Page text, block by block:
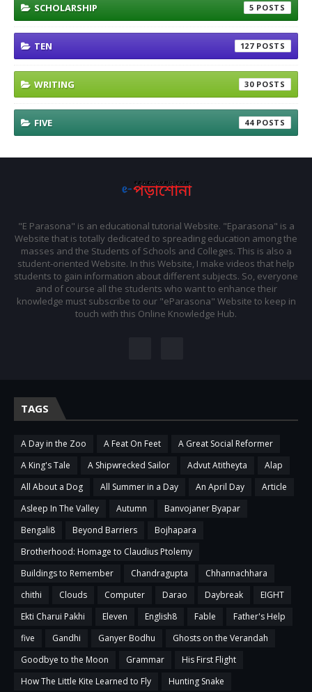
SCHOLARSHIP 5
TEN 127
WRITING 30
FIVE 44
"E Parasona" is an educational tutorial Website. "Eparasona" is a
Website that is totally dedicated to spreading education among the
masses and the Students of Schools and Colleges. This is also a
student-oriented Website. In this Website, I make videos that help
students to gain information about different subjects. So, everyone
and of course all the students who want to enhance their
knowledge must subscribe to our "eParasona" Website to keep in
touch with this Online Knowledge Hub.
TAGS
A Day in the Zoo A Feat On Feet
A Great Social Reformer
A King's Tale
A Shipwrecked Sailor Advut Atitheyta
Alap
All About a Dog
All Summer in a Day An April Day
Article
Asleep In The Valley
Autumn
Banvojaner Byapar
Bengali8
Beyond Barriers
Bojhapara
Brotherhood: Homage to Claudius Ptolemy
Buildings to Remember
Chandragupta
Chhannachhara
chithi
Clouds Computer Darao Daybreak
EIGHT
Ekti Charui Pakhi
Eleven English8 Fable
Father's Help
five
Gandhi Ganyer Bodhu
Ghosts on the Verandah
Goodbye to the Moon
Grammar
His First Flight
How The Little Kite Learned to Fly
Hunting Snake